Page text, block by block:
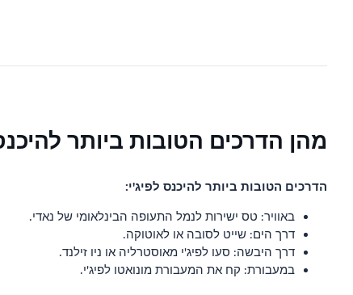
מהן הדרכים הטובות ביותר
הדרכים הטובות ביותר להיכנס לפיג'י:
באוויר: טס ישירות לנמל התעופה הבינלאומי של נאדי.
דרך הים: שייט לסובה או לאוטוקה.
דרך היבשה: סעו לפיג'י מאוסטרליה או ניו זילנד.
במעבורת: קח את המעבורת מונואטו לפיג'י.